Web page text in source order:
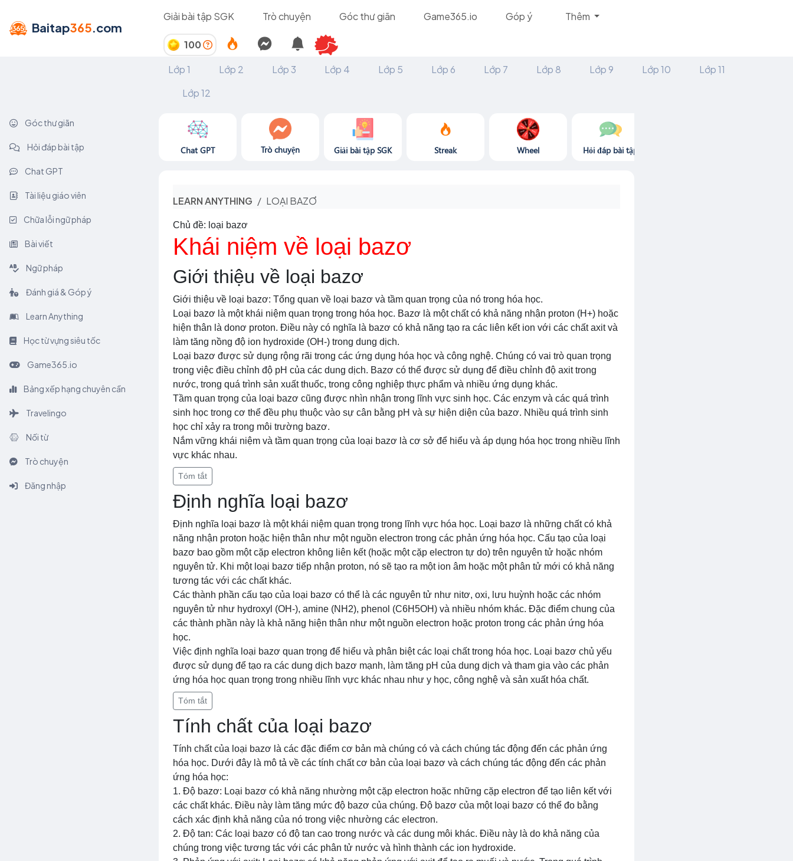
Baitap365.com
Giải bài tập SGK Trò chuyện Góc thư giãn Game365.io Góp ý Thêm
100
Lớp 1
Lớp 2 Lớp 3 Lớp 4 Lớp 5 Lớp 6 Lớp 7 Lớp 8 Lớp 9 Lớp 10
Lớp 11
Lớp 12
Góc thư giãn
Hỏi đáp bài tập
Chat GPT
Tài liệu giáo viên
Chữa lỗi ngữ pháp
Bài viết
Ngữ pháp
Đánh giá & Góp ý
Learn Anything
Học từ vựng siêu tốc
Game365.io
Bảng xếp hạng chuyên cần
Travelingo
Nối từ
Trò chuyện
Đăng nhập
Chat GPT Trò chuyện Giải bài tập SGK Streak Wheel Hỏi đáp bài tập
LEARN ANYTHING LOẠI BAZƠ
Chủ đề: loại bazơ
Khái niệm về loại bazơ
Giới thiệu về loại bazơ
Giới thiệu về loại bazơ: Tổng quan về loại bazơ và tầm quan trọng của nó trong hóa học.
Loại bazơ là một khái niệm quan trọng trong hóa học. Bazơ là một chất có khả năng nhận proton (H+) hoặc
hiện thân là donơ proton. Điều này có nghĩa là bazơ có khả năng tạo ra các liên kết ion với các chất axit và
làm tăng nồng độ ion hydroxide (OH-) trong dung dịch.
Loại bazơ được sử dụng rộng rãi trong các ứng dụng hóa học và công nghệ. Chúng có vai trò quan trọng
trong việc điều chỉnh độ pH của các dung dịch. Bazơ có thể được sử dụng để điều chỉnh độ axit trong
nước, trong quá trình sản xuất thuốc, trong công nghiệp thực phẩm và nhiều ứng dụng khác.
Tầm quan trọng của loại bazơ cũng được nhìn nhận trong lĩnh vực sinh học. Các enzym và các quá trình
sinh học trong cơ thể đều phụ thuộc vào sự cân bằng pH và sự hiện diện của bazơ. Nhiều quá trình sinh
học chỉ xảy ra trong môi trường bazơ.
Nắm vững khái niệm và tầm quan trọng của loại bazơ là cơ sở để hiểu và áp dụng hóa học trong nhiều lĩnh
vực khác nhau.
Tóm tắt
Định nghĩa loại bazơ
Định nghĩa loại bazơ là một khái niệm quan trọng trong lĩnh vực hóa học. Loại bazơ là những chất có khả
năng nhận proton hoặc hiện thân như một nguồn electron trong các phản ứng hóa học. Cấu tạo của loại
bazơ bao gồm một cặp electron không liên kết (hoặc một cặp electron tự do) trên nguyên tử hoặc nhóm
nguyên tử. Khi một loại bazơ tiếp nhận proton, nó sẽ tạo ra một ion âm hoặc một phân tử mới có khả năng
tương tác với các chất khác.
Các thành phần cấu tạo của loại bazơ có thể là các nguyên tử như nitơ, oxi, lưu huỳnh hoặc các nhóm
nguyên tử như hydroxyl (OH-), amine (NH2), phenol (C6H5OH) và nhiều nhóm khác. Đặc điểm chung của
các thành phần này là khả năng hiện thân như một nguồn electron hoặc proton trong các phản ứng hóa
học.
Việc định nghĩa loại bazơ quan trọng để hiểu và phân biệt các loại chất trong hóa học. Loại bazơ chủ yếu
được sử dụng để tạo ra các dung dịch bazơ mạnh, làm tăng pH của dung dịch và tham gia vào các phản
ứng hóa học quan trọng trong nhiều lĩnh vực khác nhau như y học, công nghệ và sản xuất hóa chất.
Tóm tắt
Tính chất của loại bazơ
Tính chất của loại bazơ là các đặc điểm cơ bản mà chúng có và cách chúng tác động đến các phản ứng
hóa học. Dưới đây là mô tả về các tính chất cơ bản của loại bazơ và cách chúng tác động đến các phản
ứng hóa học:
1. Độ bazơ: Loại bazơ có khả năng nhường một cặp electron hoặc những cặp electron để tạo liên kết với
các chất khác. Điều này làm tăng mức độ bazơ của chúng. Độ bazơ của một loại bazơ có thể đo bằng
cách xác định khả năng của nó trong việc nhường các electron.
2. Độ tan: Các loại bazơ có độ tan cao trong nước và các dung môi khác. Điều này là do khả năng của
chúng trong việc tương tác với các phân tử nước và hình thành các ion hydroxide.